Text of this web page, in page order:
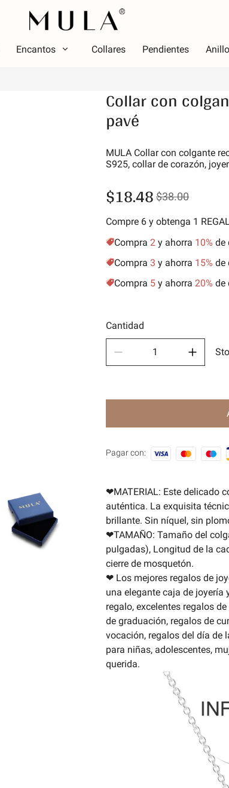
Encantos Collares Pendientes
Tema
simbolos
Vacaciones
Aficiones
Naturaleza
Deportes
Collar con
pavé
MULA Collar con colgante
S925, collar de corazón,
$18.48 $38.00
Compre 6 y obtenga 1
Compra 2 y ahorra 10% de
Compra 3 y ahorra 15% de
Compra 5 y ahorra 20% de
Cantidad
Pagar con:
❤MATERIAL: Este delicado
auténtica. La exquisita
brillante. Sin níquel, sin
❤TAMAÑO: Tamaño del
pulgadas), Longitud de la
cierre de mosquetón.
❤ Los mejores regalos de
una elegante caja de joyería
regalo, excelentes regalos
de graduación, regalos de
vocación, regalos del día de
para niñas, adolescentes,
querida.